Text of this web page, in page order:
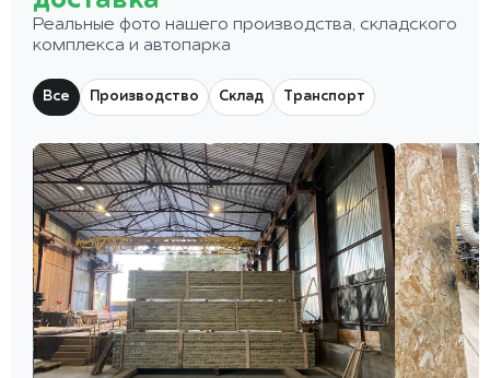
Реальные фото нашего производства, складского
комплекса и автопарка
Все Производство Склад Транспорт